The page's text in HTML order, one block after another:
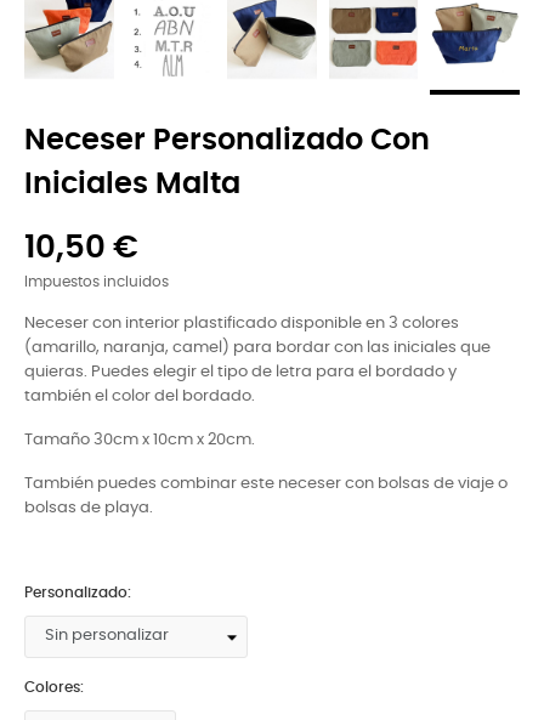
Neceser Personalizado Con
Iniciales Malta
10,50 €
Impuestos incluidos
Neceser con interior plastificado disponible en 3 colores
(amarillo, naranja, camel) para bordar con las iniciales que
quieras. Puedes elegir el tipo de letra para el bordado y
también el color del bordado.
Tamaño 30cm x 10cm x 20cm.
También puedes combinar este neceser con bolsas de viaje o
bolsas de playa.
Personalizado:
Colores: